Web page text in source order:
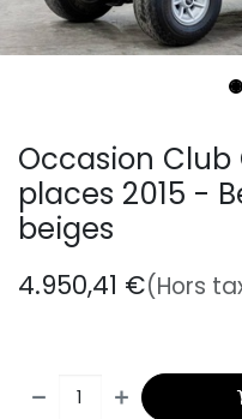
Occasion
places 2015 -
beiges
4.950,41 €(Hors